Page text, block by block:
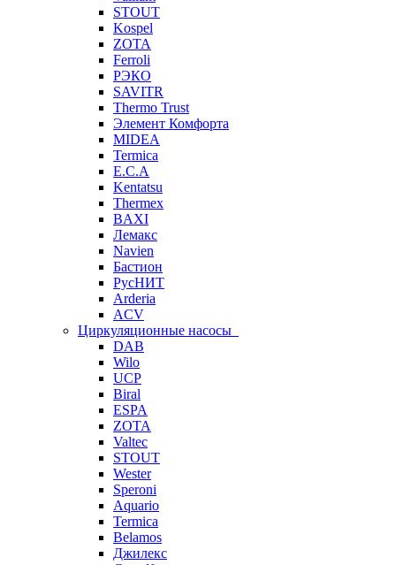
STOUT
Kospel
ZOTA
Ferroli
РЭКО
SAVITR
Thermo Trust
Элемент Комфорта
MIDEA
Termica
E.C.A
Kentatsu
Thermex
BAXI
Лемакс
Navien
Бастион
РусНИТ
Arderia
ACV
Циркуляционные насосы
DAB
Wilo
UCP
Biral
ESPA
ZOTA
Valtec
STOUT
Wester
Speroni
Aquario
Termica
Belamos
Джилекс